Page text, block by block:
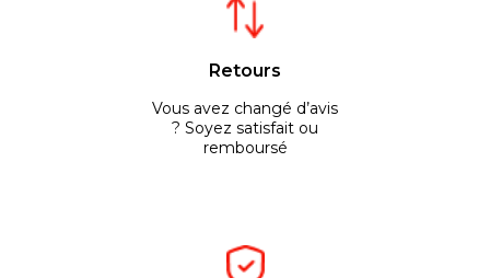
Retours
Vous avez changé d’avis
? Soyez satisfait ou
remboursé